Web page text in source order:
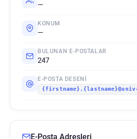
—
KONUM
—
BULUNAN E-POSTALAR
247
E-POSTA DESENI
E-Posta Adresleri